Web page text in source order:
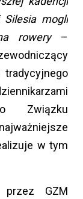
Silesia mogli
rowery–
tradycyjnego
Związku
w tym
przez GZM